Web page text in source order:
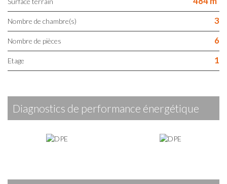
Nombre de chambre(s) 3
Nombre de pièces 6
Etage 1
diagnostics de performance énergétique